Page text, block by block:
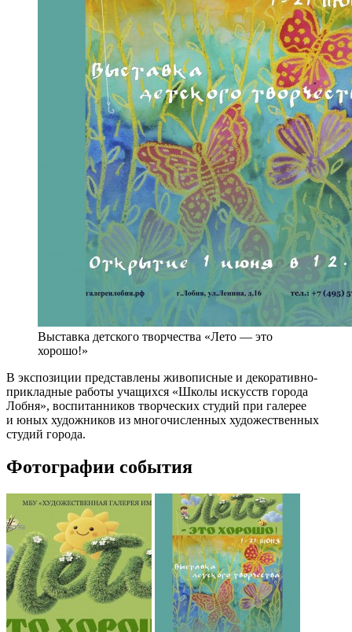
Выставка детского творчества «Лето — это
хорошо!»
В экспозиции представлены живописные и декоративно-
прикладные работы учащихся «Школы искусств города
Лобня», воспитанников творческих студий при галерее
и юных художников из многочисленных художественных
студий города.
Фотографии события